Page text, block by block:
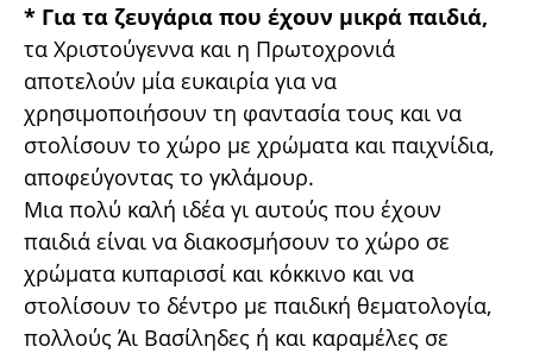
* Για τα ζευγάρια που έχουν μικρά παιδιά,
τα Χριστούγεννα και η Πρωτοχρονιά
αποτελούν μία ευκαιρία για να
χρησιμοποιήσουν τη φαντασία τους και να
στολίσουν το χώρο με χρώματα και παιχνίδια,
αποφεύγοντας το γκλάμουρ.
Μια πολύ καλή ιδέα γι αυτούς που έχουν
παιδιά είναι να διακοσμήσουν το χώρο σε
χρώματα κυπαρισσί και κόκκινο και να
στολίσουν το δέντρο με παιδική θεματολογία,
πολλούς Άι Βασίληδες ή και καραμέλες σε